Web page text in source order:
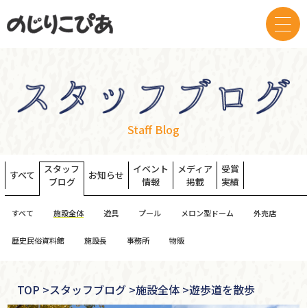
Staff Blog
すべて
スタッフ
ブログ
お知らせ
イベント
情報
メディア
掲載
受賞
実績
すべて 施設全体 遊具 プール メロン型ドーム 外売店
歴史民俗資料館 施設長 事務所 物販
TOP >スタッフブログ >施設全体 >遊歩道を散歩